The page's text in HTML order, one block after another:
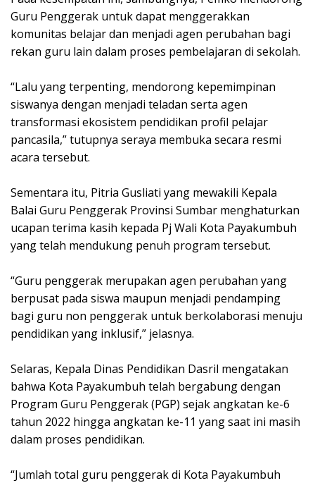
Guru Penggerak untuk dapat menggerakkan
komunitas belajar dan menjadi agen perubahan bagi
rekan guru lain dalam proses pembelajaran di sekolah.
“Lalu yang terpenting, mendorong kepemimpinan
siswanya dengan menjadi teladan serta agen
transformasi ekosistem pendidikan profil pelajar
pancasila,” tutupnya seraya membuka secara resmi
acara tersebut.
Sementara itu, Pitria Gusliati yang mewakili Kepala
Balai Guru Penggerak Provinsi Sumbar menghaturkan
ucapan terima kasih kepada Pj Wali Kota Payakumbuh
yang telah mendukung penuh program tersebut.
“Guru penggerak merupakan agen perubahan yang
berpusat pada siswa maupun menjadi pendamping
bagi guru non penggerak untuk berkolaborasi menuju
pendidikan yang inklusif,” jelasnya.
Selaras, Kepala Dinas Pendidikan Dasril mengatakan
bahwa Kota Payakumbuh telah bergabung dengan
Program Guru Penggerak (PGP) sejak angkatan ke-6
tahun 2022 hingga angkatan ke-11 yang saat ini masih
dalam proses pendidikan.
“Jumlah total guru penggerak di Kota Payakumbuh